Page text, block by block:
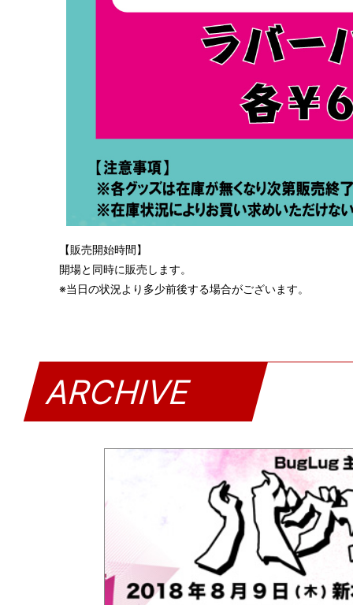
【販売開始時間】
開場と同時に販売します。
※当日の状況より多少前後する場合がございます。
ARCHIVE